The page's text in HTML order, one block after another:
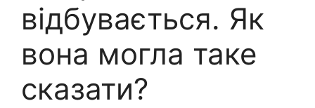
відбувається. Як
вона могла таке
сказати?